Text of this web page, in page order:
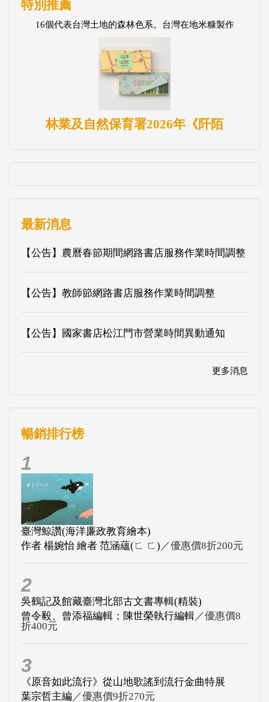
特別推薦
16個代表台灣土地的森林色系。台灣在地米糠製作
林業及自然保育署2026年《阡陌
最新消息
【公告】農曆春節期間網路書店服務作業時間調整
【公告】教師節網路書店服務作業時間調整
【公告】國家書店松江門市營業時間異動通知
更多消息
暢銷排行榜
1
臺灣鯨讚(海洋廉政教育繪本)
作者 楊婉怡 繪者 范涵蘊(ㄈ ㄈ) ／優惠價8折200元
2
吳鶴記及館藏臺灣北部古文書專輯(精裝)
曾令毅、曾添福編輯；陳世榮執行編輯／優惠價8
折400元
3
《原音如此流行》從山地歌謠到流行金曲特展
葉宗哲主編 ／優惠價9折270元